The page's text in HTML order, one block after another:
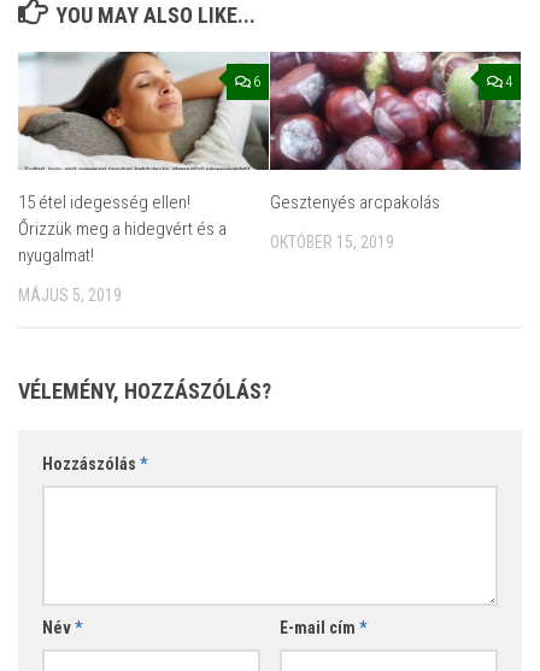
YOU MAY ALSO LIKE...
6
15 étel idegesség ellen!
Őrizzük meg a hidegvért és a
nyugalmat!
MÁJUS 5, 2019
4
Gesztenyés arcpakolás
OKTÓBER 15, 2019
VÉLEMÉNY, HOZZÁSZÓLÁS?
Hozzászólás *
Név* E-mail cím *